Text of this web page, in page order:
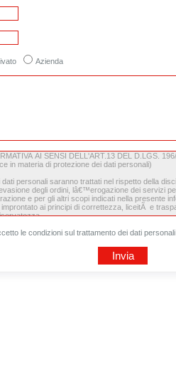
Azienda
le condizioni sul trattamento dei dati personali